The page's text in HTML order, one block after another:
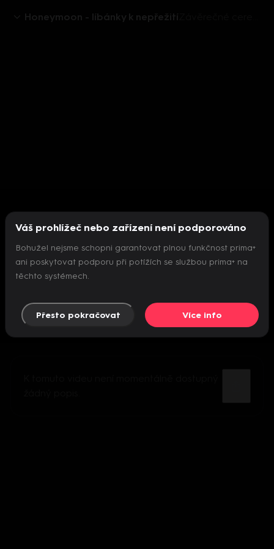
Honeymoon - líbánky k nepřežití
Nepodařilo se inicializovat přehrávač
Váš prohlížeč nebo zařízení není podporováno
Bohužel nejsme schopni garantovat plnou funkčnost prima+
ani poskytovat podporu při potížích se službou prima+ na
těchto systémech.
Přesto pokračovat Více info